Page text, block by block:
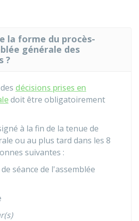
la forme du procès-
générale des
?
décisions prises en
doit être obligatoirement
à la fin de la tenue de
ou au plus tard dans les 8
suivantes :
séance de l'assemblée